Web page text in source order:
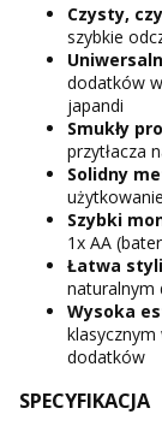
Czysty,
szybkie
dodatków
japandi
Smukły
przytłacza
Solidny
Szybki
1x AA
Łatwa
naturalnym
Wysoka
klasycznym
dodatków
SPECYFIKACJA